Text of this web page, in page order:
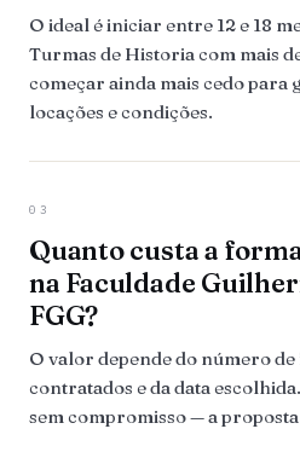
O ideal é iniciar entre 12 e 18
Turmas de Historia com mais
começar ainda mais cedo para
locações e condições.
03
Quanto custa a
na Faculdade
FGG?
O valor depende do número
contratados e da data
sem compromisso — a